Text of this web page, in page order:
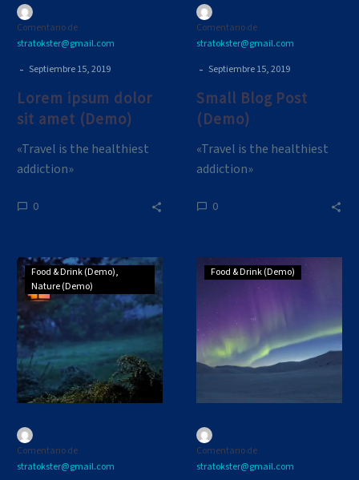
Comentario de
stratokster@gmail.com
- Septiembre 15, 2019
Lorem ipsum dolor
sit amet (Demo)
«Travel is the healthiest
addiction»
0
Comentario de
stratokster@gmail.com
- Septiembre 15, 2019
Small Blog Post
(Demo)
«Travel is the healthiest
addiction»
0
Simple
Blog
Post
(Demo)
Food & Drink (Demo)
Nature (Demo)
Comentario de
stratokster@gmail.com
Simple
Post
(Demo)
Food & Drink (Demo)
Comentario de
stratokster@gmail.com